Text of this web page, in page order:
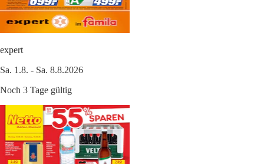
expert
Sa. 1.8. - Sa. 8.8.2026
Noch 3 Tage gültig